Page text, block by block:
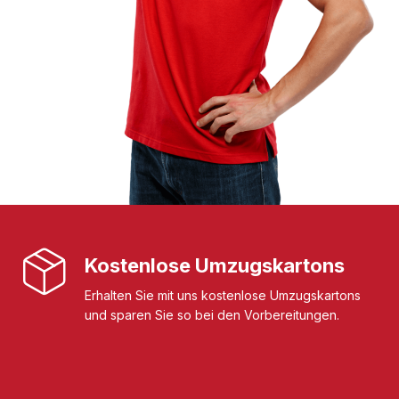
Kostenlose Umzugskartons
Erhalten Sie mit uns kostenlose Umzugskartons
und sparen Sie so bei den Vorbereitungen.